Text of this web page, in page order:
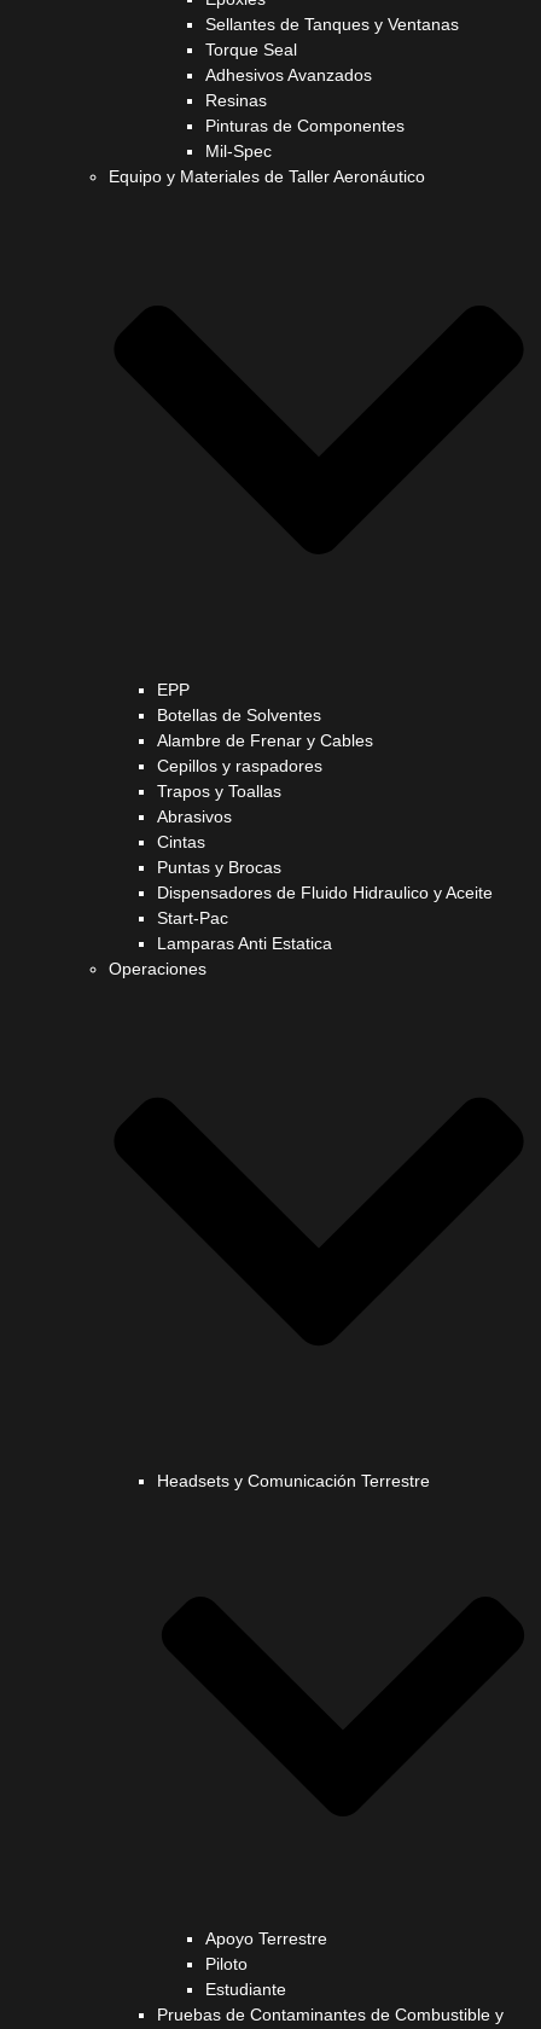
Sellantes de Tanques y Ventanas
Torque Seal
Adhesivos Avanzados
Resinas
Pinturas de Componentes
Mil-Spec
Equipo y Materiales de Taller Aeronáutico
EPP
Botellas de Solventes
Alambre de Frenar y Cables
Cepillos y raspadores
Trapos y Toallas
Abrasivos
Cintas
Puntas y Brocas
Dispensadores de Fluido Hidraulico y Aceite
Start-Pac
Lamparas Anti Estatica
Operaciones
Headsets y Comunicación Terrestre
Apoyo Terrestre
Piloto
Estudiante
Pruebas de Contaminantes de Combustible y